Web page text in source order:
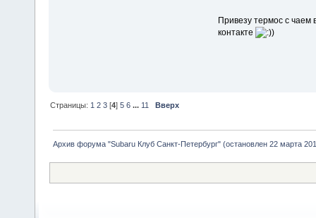
Привезу термос с
контакте
Страницы: 1 2 3 [4]5 6 ... 11 Вверх
Архив форума "Subaru Клуб Санкт-Петербург" (остановлен 22 марта